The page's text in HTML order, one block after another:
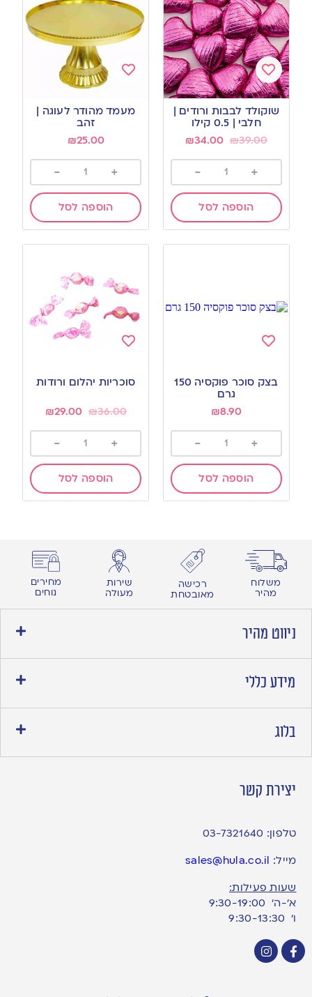
Add
to
wishlist
שוקולד לבבות ורודים |
חלבי | 0.5 קילו
₪39.00
₪34.00
+
-
הוספה לסל
to
wishlist
מעמד מהודר לעוגה |
זהב
₪25.00
+
-
הוספה לסל
to
wishlist
בצק סוכר פוקסיה 150
גרם
₪8.90
+
-
הוספה לסל
to
סוכריות יהלום ורודות
₪36.00
₪29.00
+
-
הוספה לסל
משלוח
מהיר
רכישה
מאובטחת
שירות
מעולה
מחירים
נוחים
ניווט מהיר
מידע כללי
בלוג
יצירת קשר
טלפון: 03-7321640
מייל: sales@hula.co.il
שעות פעילות:
א’-ה’ 9:30-19:00
ו׳ 9:30-13:30